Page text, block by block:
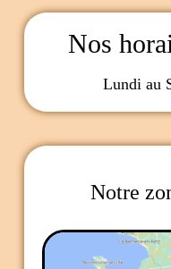
Nos
Lundi au
Notre